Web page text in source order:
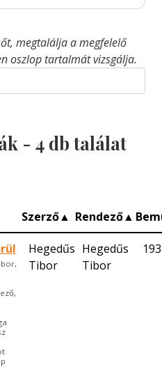
megtalálja a megfelelő
oszlop tartalmát vizsgálja.
- 4db találat
Szerző▲ Rendező▲
Hegedűs
Tibor
Hegedűs
Tibor